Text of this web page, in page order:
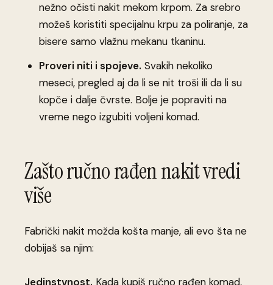
nežno očisti nakit mekom krpom. Za srebro
možeš koristiti specijalnu krpu za poliranje, za
bisere samo vlažnu mekanu tkaninu.
Proveri niti i spojeve. Svakih nekoliko
meseci, pregled aj da li se nit troši ili da li su
kopče i dalje čvrste. Bolje je popraviti na
vreme nego izgubiti voljeni komad.
Zašto ručno rađen nakit vredi
više
Fabrički nakit možda košta manje, ali evo šta ne
dobijaš sa njim:
Jedinstvnost. Kada kupiš ručno rađen komad,